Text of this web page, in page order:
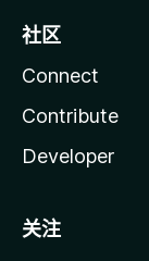
社区
Connect
Contribute
Developer
关注